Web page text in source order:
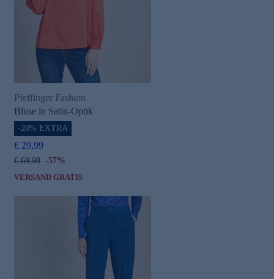
Pfeffinger Fashion
Bluse in Satin-Optik
-20% EXTRA
€ 29,99
€ 69,98 -57%
VERSAND GRATIS